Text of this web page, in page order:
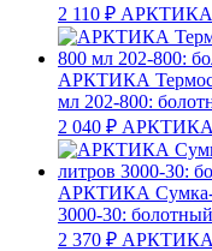
2 110 ₽ АРКТИКА
АРКТИКА Термос
мл 202-800:
2 040 ₽ АРКТИКА
АРКТИКА Сумка-
3000-30: болотный
2 370 ₽ АРКТИКА